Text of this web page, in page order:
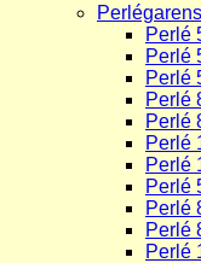
Perlégarens
Perlé
Perlé
Perlé
Perlé
Perlé
Perlé
Perlé
Perlé
Perlé
Perlé
Perlé